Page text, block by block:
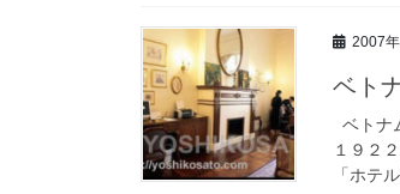
2007
ベト
ベトナ
１９２
「ホテ